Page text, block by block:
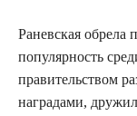
Раневская обрела
популярность
правительством
наградами,